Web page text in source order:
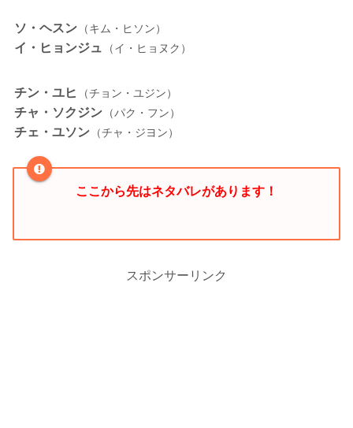
ソ・ヘスン （キム・ヒソン）
イ・ヒョンジュ （イ・ヒョヌク）
チン・ユヒ （チョン・ユジン）
チャ・ソクジン （パク・フン）
チェ・ユソン （チャ・ジヨン）
ここから先はネタバレがあります！
スポンサーリンク